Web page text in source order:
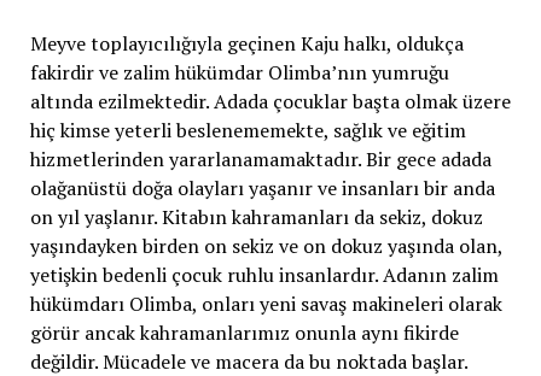
Meyve toplayıcılığıyla geçinen Kaju halkı, oldukça
fakirdir ve zalim hükümdar Olimba’nın yumruğu
altında ezilmektedir. Adada çocuklar başta olmak üzere
hiç kimse yeterli beslenememekte, sağlık ve eğitim
hizmetlerinden yararlanamamaktadır. Bir gece adada
olağanüstü doğa olayları yaşanır ve insanları bir anda
on yıl yaşlanır. Kitabın kahramanları da sekiz, dokuz
yaşındayken birden on sekiz ve on dokuz yaşında olan,
yetişkin bedenli çocuk ruhlu insanlardır. Adanın zalim
hükümdarı Olimba, onları yeni savaş makineleri olarak
görür ancak kahramanlarımız onunla aynı fikirde
değildir. Mücadele ve macera da bu noktada başlar.